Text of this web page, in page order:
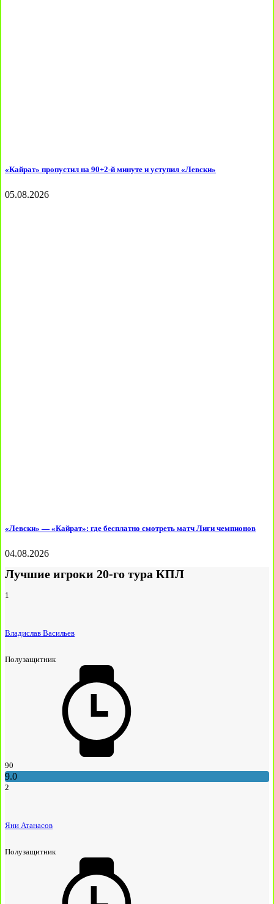
«Кайрат» пропустил на 90+2-й минуте и уступил «Левски»
05.08.2026
«Левски» — «Кайрат»: где бесплатно смотреть матч Лиги чемпионов
04.08.2026
Лучшие игроки 20-го тура КПЛ
1
Владислав Васильев
Полузащитник
90
9.0
2
Яни Атанасов
Полузащитник